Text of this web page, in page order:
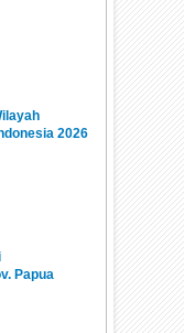
2026
Papua
H/2026